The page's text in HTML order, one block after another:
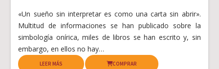
«Un sueño sin interpretar es como una carta sin abrir».
Multitud de informaciones se han publicado sobre la
simbología onírica, miles de libros se han escrito y, sin
embargo, en ellos no hay…
LEER MÁS COMPRAR